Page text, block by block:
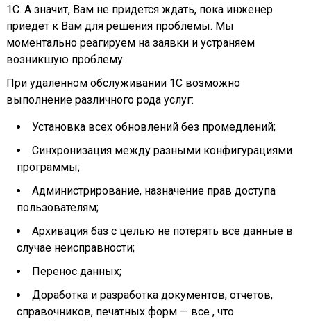
1С. А значит, Вам не придется ждать, пока инженер
приедет к Вам для решения проблемы. Мы
моментально реагируем на заявки и устраняем
возникшую проблему.
При удаленном обслуживании 1С возможно
выполнение различного рода услуг:
Установка всех обновлений без промедлений;
Синхронизация между разными конфигурациями
программы;
Администрирование, назначение прав доступа
пользователям;
Архивация баз с целью не потерять все данные в
случае неисправности;
Перенос данных;
Доработка и разработка документов, отчетов,
справочников, печатных форм — все , что